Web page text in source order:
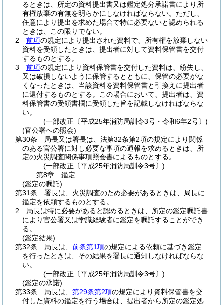
るときは、所定の資料提出書又は鑑定処分承諾書により所
有権放棄の有無を明らかにしなければならない。 ただし、
任意により提出を求めた場合で特に必要ないと認められる
ときは、この限りでない。
2
前項の規定により提出された資料で、所有権を放棄しない
資料を受領したときは、提出者に対して資料保管書を交付
するものとする。
3
前項の規定により資料保管書を交付した資料は、紛失し、
又は破損しないように保管するとともに、保管の必要がな
くなったときは、当該資料を資料保管書と引換えに提出者
に還付するものとする。
この場合において、提出者は、資
料保管書の受領書欄に受領した旨を記載しなければならな
い。
(一部改正〔平成25年消防局訓令3号・令和6年2号〕)
(官公署への照会)
第30条
局長又は署長は、法第32条第2項の規定により関係
のある官公署に対し必要な事項の通報を求めるときは、所
定の火災調査関係事項照会書によるものとする。
(一部改正〔平成25年消防局訓令3号〕)
第8章
鑑定
(鑑定の嘱託)
第31条
署長は、火災調査のため必要があるときは、局長に
鑑定を依頼するものとする。
2
局長は特に必要があると認めるときは、所定の鑑定嘱託書
により官公署又は学識経験者に鑑定を嘱託することができ
る。
(鑑定結果)
第32条
局長は、 前条第1項の規定による依頼に基づき鑑定
を行ったときは、その結果を署長に通知しなければならな
い。
(一部改正〔平成25年消防局訓令3号〕)
(鑑定の承諾)
第33条
局長は、 第29条第2項の規定により資料保管書を交
付した資料の鑑定を行う場合は、提出者から所定の鑑定処